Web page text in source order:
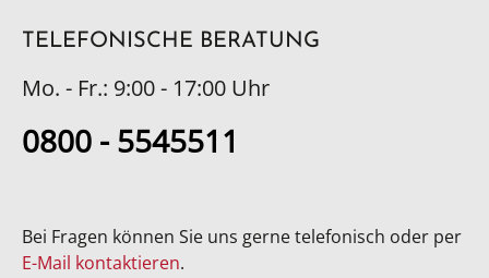
TELEFONISCHE BERATUNG
Mo. - Fr.: 9:00 - 17:00 Uhr
0800 - 5545511
Bei Fragen können Sie uns gerne telefonisch oder per
E-Mail kontaktieren.